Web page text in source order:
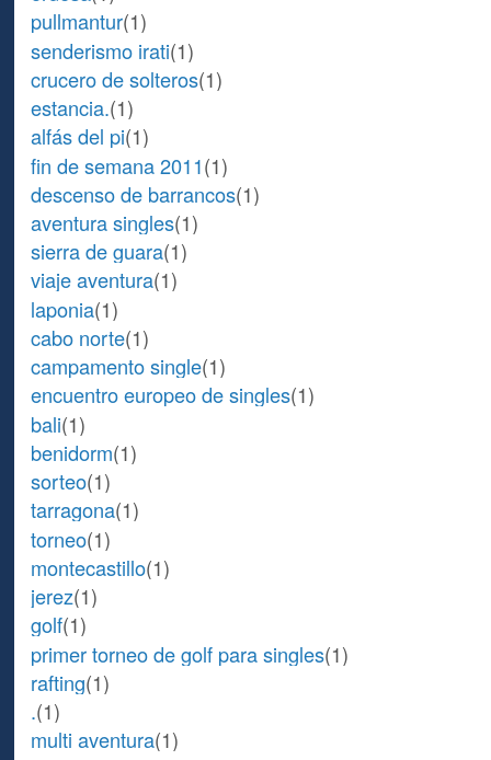
pullmantur(1)
senderismo irati(1)
crucero de solteros(1)
estancia.(1)
alfás del pi(1)
fin de semana 2011(1)
descenso de barrancos(1)
aventura singles(1)
sierra de guara(1)
viaje aventura(1)
laponia(1)
cabo norte(1)
campamento single(1)
encuentro europeo de singles(1)
bali(1)
benidorm(1)
sorteo(1)
tarragona(1)
torneo(1)
montecastillo(1)
jerez(1)
golf(1)
primer torneo de golf para singles(1)
rafting(1)
.(1)
multi aventura(1)